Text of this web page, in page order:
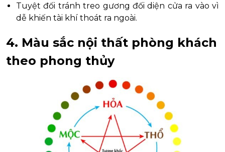
Tuyệt đối tránh treo gương đối diện cửa ra vào vì
dễ khiến tài khí thoát ra ngoài.
4. Màu sắc nội thất phòng khách
theo phong thủy